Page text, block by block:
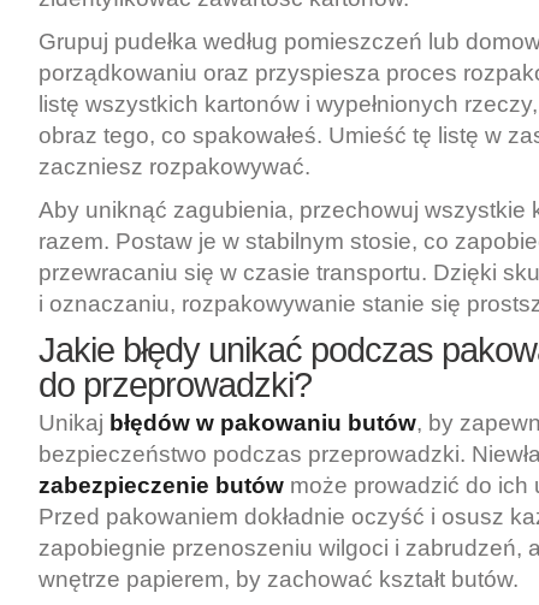
Grupuj pudełka według pomieszczeń lub
porządkowaniu oraz przyspiesza proces
listę wszystkich kartonów i wypełnionych
obraz tego, co spakowałeś. Umieść tę listę w
zaczniesz rozpakowywać.
Aby uniknąć zagubienia, przechowuj wszystkie
razem. Postaw je w stabilnym stosie, co
przewracaniu się w czasie transportu. Dzięki
i oznaczaniu, rozpakowywanie stanie się
Jakie błędy unikać podczas
do przeprowadzki?
Unikaj błędów w pakowaniu butów, by
bezpieczeństwo podczas przeprowadzki.
zabezpieczenie butów może prowadzić do ich
Przed pakowaniem dokładnie oczyść i osusz
zapobiegnie przenoszeniu wilgoci i zabrudzeń,
wnętrze papierem, by zachować kształt butów.